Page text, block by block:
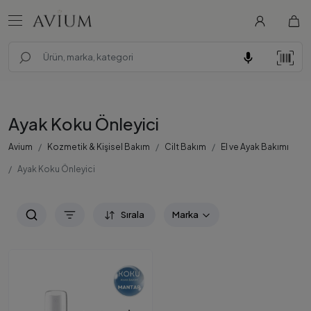
Ayak Koku Önleyici
Avium Kozmetik & Kişisel Bakım Cilt Bakım El ve Ayak Bakımı
Ayak Koku Önleyici
Sırala Marka